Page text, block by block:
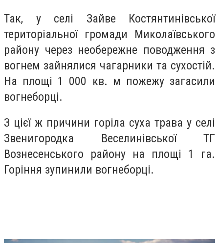
Так, у селі Зайве Костянтинівської
територіальної громади Миколаївського
району через необережне поводження з
вогнем зайнялися чагарники та сухостій.
На площі 1 000 кв. м пожежу загасили
вогнеборці.
З цієї ж причини горіла суха трава у селі
Звенигородка Веселинівської ТГ
Вознесенського району на площі 1 га.
Горіння зупинили вогнеборці.